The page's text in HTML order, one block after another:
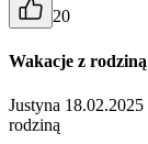
20
Wakacje z rodziną
Justyna 18.02.2025
rodziną